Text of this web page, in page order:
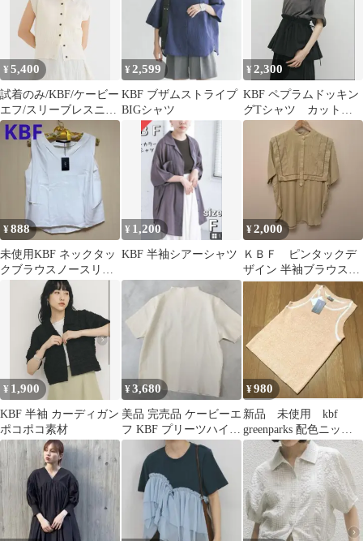
¥5,400
試着のみ/KBF/ケービー
エフ/スリーブレスニッ
トシャツ/アイボリー
¥2,599
KBF ブザムストライプ
BIGシャツ
¥2,300
KBF ペプラムドッキン
グTシャツ カットソ
ー汗ジミ防止 FREEサ
¥888
未使用KBF ネックタッ
クブラウスノースリー
ブ ブラウス フリーサイ
¥ 1,200
KBF 半袖シアーシャツ
¥2,000
ＫＢＦ ピンタックデ
ザイン 半袖ブラウス
（試着のみ）
¥ 1,900
KBF 半袖 カーディガン
ポコポコ素材
¥3,680
美品 完売品 ケービーエ
フ KBF プリーツハイネ
ックトップス シアー オ
¥980
新品 未使用 kbf
greenparks 配色ニット
タンク オレンジ